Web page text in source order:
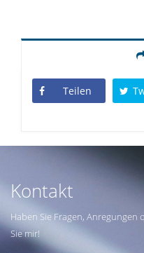
Teilen
Kontakt
Haben Sie Fragen, Anregungen
Sie mir!